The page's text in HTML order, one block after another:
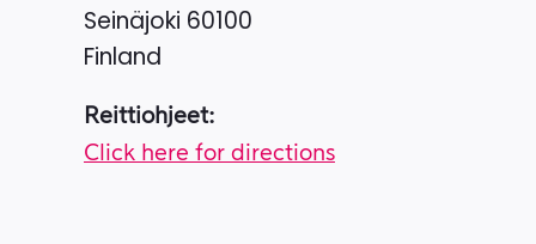
Seinäjoki 60100
Finland
Reittiohjeet:
Click here for directions